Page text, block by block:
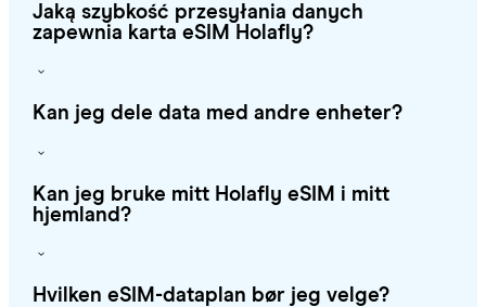
Jaką szybkość przesyłania danych
zapewnia karta eSIM Holafly?
Kan jeg dele data med andre enheter?
Kan jeg bruke mitt Holafly eSIM i mitt
hjemland?
Hvilken eSIM-dataplan bør jeg velge?